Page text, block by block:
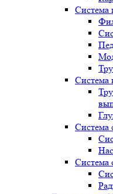
Система
Система
Система
Система